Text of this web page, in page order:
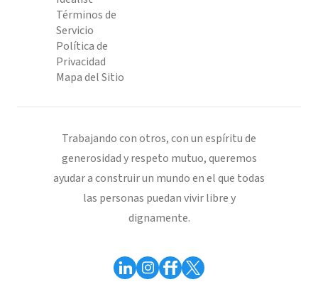
Términos de
Servicio
Política de
Privacidad
Mapa del Sitio
Trabajando con otros, con un espíritu de
generosidad y respeto mutuo, queremos
ayudar a construir un mundo en el que todas
las personas puedan vivir libre y
dignamente.